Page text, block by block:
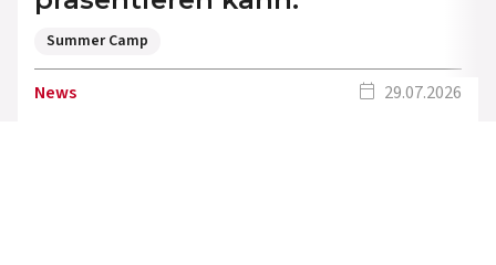
Summer Camp
News calendar_today 29.07.2026